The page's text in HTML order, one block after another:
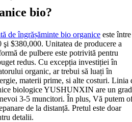
bio?
de îngrășăminte bio organice este între
$380,000. Unitatea de producere a
de pulbere este potrivită pentru
redus. Cu excepția investiției în
organic, ar trebui să luați în
materii prime, si alte costuri. Linia
biologice YUSHUNXIN are un grad
3-5 muncitori. În plus, Vă putem
de la distanță. Pretul este doar
detalii.